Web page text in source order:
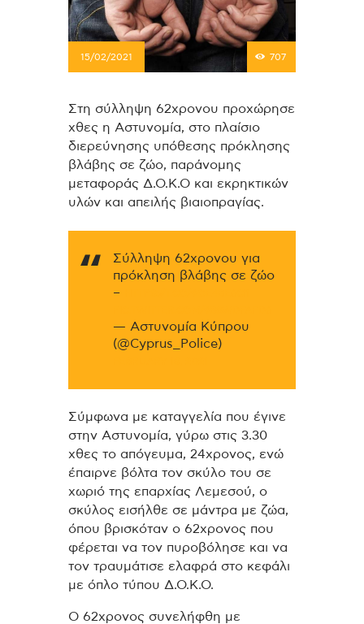
15/02/2021 707
Στη σύλληψη 62χρονου προχώρησε
χθες η Αστυνομία, στο πλαίσιο
διερεύνησης υπόθεσης πρόκλησης
βλάβης σε ζώο, παράνομης
μεταφοράς Δ.Ο.Κ.Ο και εκρηκτικών
υλών και απειλής βιαιοπραγίας.
Σύλληψη 62χρονου για
πρόκληση βλάβης σε ζώο
–
— Αστυνομία Κύπρου
(@Cyprus_Police)
Σύμφωνα με καταγγελία που έγινε
στην Αστυνομία, γύρω στις 3.30
χθες το απόγευμα, 24χρονος, ενώ
έπαιρνε βόλτα τον σκύλο του σε
χωριό της επαρχίας Λεμεσού, ο
σκύλος εισήλθε σε μάντρα με ζώα,
όπου βρισκόταν ο 62χρονος που
φέρεται να τον πυροβόλησε και να
τον τραυμάτισε ελαφρά στο κεφάλι
με όπλο τύπου Δ.Ο.Κ.Ο.
Ο 62χρονος συνελήφθη με